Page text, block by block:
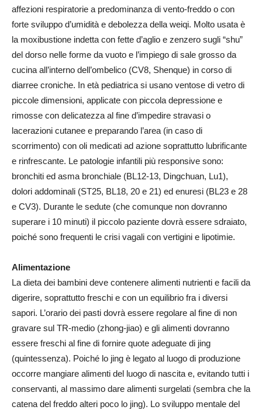
affezioni respiratorie a predominanza di vento-freddo o con
forte sviluppo d’umidità e debolezza della weiqi. Molto usata è
la moxibustione indetta con fette d’aglio e zenzero sugli “shu”
del dorso nelle forme da vuoto e l’impiego di sale grosso da
cucina all’interno dell’ombelico (CV8, Shenque) in corso di
diarree croniche. In età pediatrica si usano ventose di vetro di
piccole dimensioni, applicate con piccola depressione e
rimosse con delicatezza al fine d’impedire stravasi o
lacerazioni cutanee e preparando l’area (in caso di
scorrimento) con oli medicati ad azione soprattutto lubrificante
e rinfrescante. Le patologie infantili più responsive sono:
bronchiti ed asma bronchiale (BL12-13, Dingchuan, Lu1),
dolori addominali (ST25, BL18, 20 e 21) ed enuresi (BL23 e 28
e CV3). Durante le sedute (che comunque non dovranno
superare i 10 minuti) il piccolo paziente dovrà essere sdraiato,
poiché sono frequenti le crisi vagali con vertigini e lipotimie.
Alimentazione
La dieta dei bambini deve contenere alimenti nutrienti e facili da
digerire, soprattutto freschi e con un equilibrio fra i diversi
sapori. L’orario dei pasti dovrà essere regolare al fine di non
gravare sul TR-medio (zhong-jiao) e gli alimenti dovranno
essere freschi al fine di fornire quote adeguate di jing
(quintessenza). Poiché lo jing è legato al luogo di produzione
occorre mangiare alimenti del luogo di nascita e, evitando tutti i
conservanti, al massimo dare alimenti surgelati (sembra che la
catena del freddo alteri poco lo jing). Lo sviluppo mentale del